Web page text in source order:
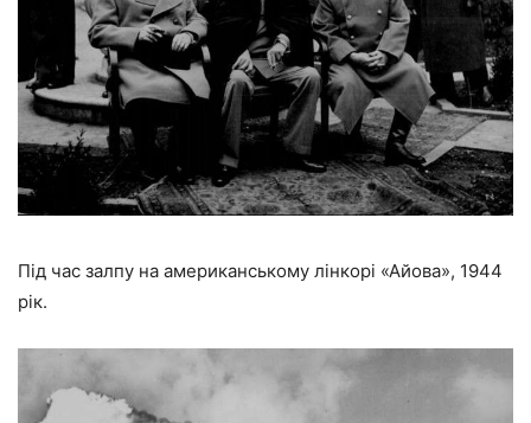
Під час залпу на американському лінкорі «Айова», 1944
рік.